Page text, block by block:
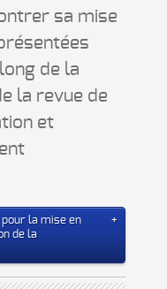
sa mise
de la
la revue de
et
pour la mise en
de la